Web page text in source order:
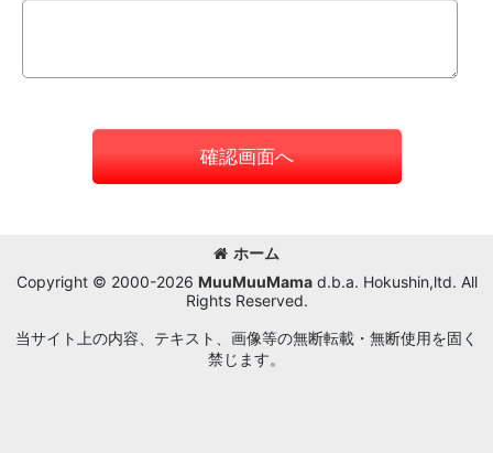
確認画面へ
ホーム
Copyright © 2000-2026 MuuMuuMamad.b.a. Hokushin,ltd. All
Rights Reserved.
当サイト上の内容、テキスト、画像等の無断転載・無断使用を固く
禁じます。